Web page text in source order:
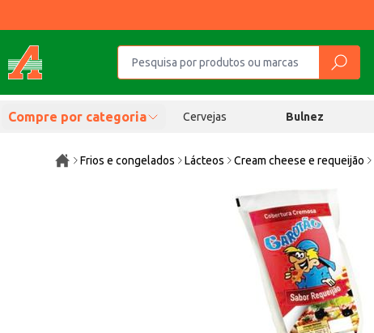
Compre por categoria Cervejas Bulnez
Frios e congelados Lácteos Cream cheese e requeijão